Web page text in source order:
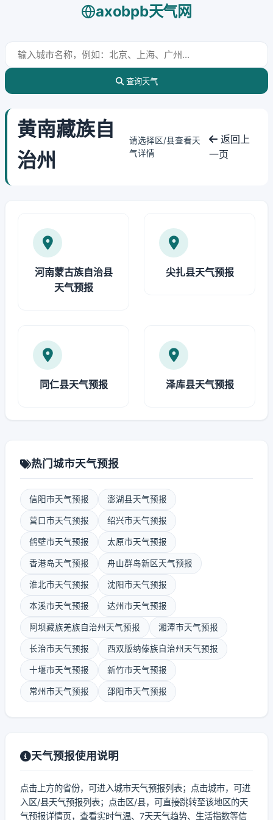
axobpb天气网
查询天气
黄南藏族自
治州
请选择区/县查看天
气详情
返回上
一页
河南蒙古族自治县
天气预报
尖扎县天气预报
同仁县天气预报 泽库县天气预报
热门城市天气预报
信阳市天气预报 澎湖县天气预报
营口市天气预报 绍兴市天气预报
鹤壁市天气预报 太原市天气预报
香港岛天气预报 舟山群岛新区天气预报
淮北市天气预报 沈阳市天气预报
本溪市天气预报 达州市天气预报
阿坝藏族羌族自治州天气预报 湘潭市天气预报
长治市天气预报 西双版纳傣族自治州天气预报
十堰市天气预报 新竹市天气预报
常州市天气预报 邵阳市天气预报
天气预报使用说明
点击上方的省份，可进入城市天气预报列表；点击城市，可进
入区/县天气预报列表；点击区/县，可直接跳转至该地区的天
气预报详情页，查看实时气温、7天天气趋势、生活指数等信